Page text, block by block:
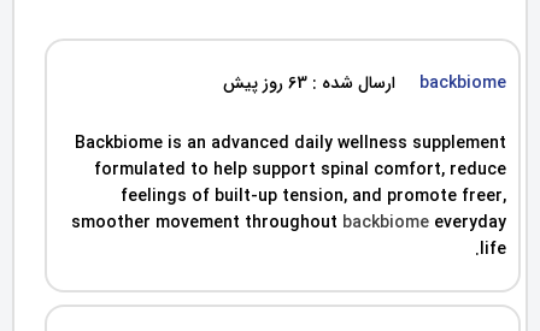
backbiome ارسال شده : 63 روز پیش
Backbiome is an advanced daily wellness supplement
formulated to help support spinal comfort, reduce
feelings of built-up tension, and promote freer,
smoother movement throughout backbiome everyday
life.